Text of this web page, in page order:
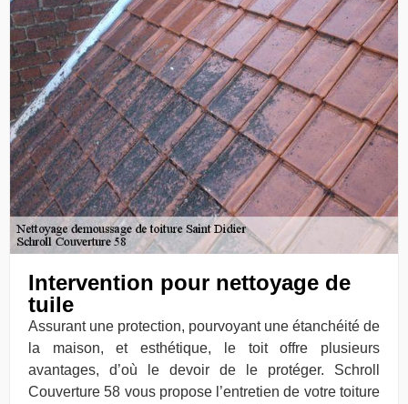
Intervention pour nettoyage de
tuile
Assurant une protection, pourvoyant une étanchéité de
la maison, et esthétique, le toit offre plusieurs
avantages, d’où le devoir de le protéger. Schroll
Couverture 58 vous propose l’entretien de votre toiture